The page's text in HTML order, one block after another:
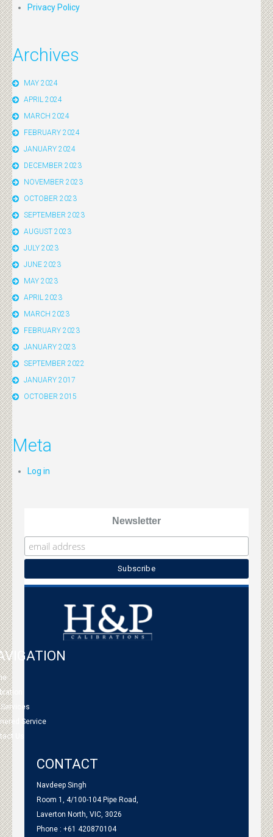
Privacy Policy
Archives
MAY 2024
APRIL 2024
MARCH 2024
FEBRUARY 2024
JANUARY 2024
DECEMBER 2023
NOVEMBER 2023
OCTOBER 2023
SEPTEMBER 2023
AUGUST 2023
JULY 2023
JUNE 2023
MAY 2023
APRIL 2023
MARCH 2023
FEBRUARY 2023
JANUARY 2023
SEPTEMBER 2022
JANUARY 2017
OCTOBER 2015
Meta
Log in
Newsletter
Service
Us
CONTACT
Navdeep Singh
Room 1, 4/100-104 Pipe Road,
Laverton North, VIC, 3026
Phone : +61 420870104